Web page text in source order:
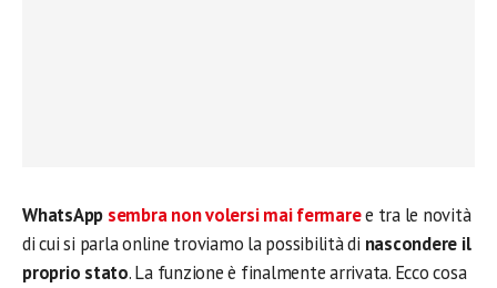
WhatsApp sembra non volersi mai fermaree tra le novità
di cui si parla online troviamo la possibilità di nascondere il
proprio stato. La funzione è finalmente arrivata. Ecco cosa